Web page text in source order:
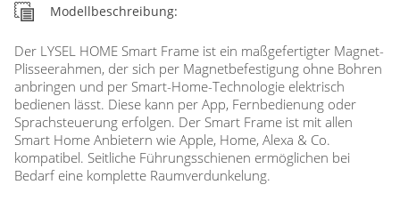
Modellbeschreibung:
Der LYSEL HOME Smart Frame ist ein maßgefertigter Magnet-
Plisseerahmen, der sich per Magnetbefestigung ohne Bohren
anbringen und per Smart-Home-Technologie elektrisch
bedienen lässt. Diese kann per App, Fernbedienung oder
Sprachsteuerung erfolgen. Der Smart Frame ist mit allen
Smart Home Anbietern wie Apple, Home, Alexa & Co.
kompatibel. Seitliche Führungsschienen ermöglichen bei
Bedarf eine komplette Raumverdunkelung.